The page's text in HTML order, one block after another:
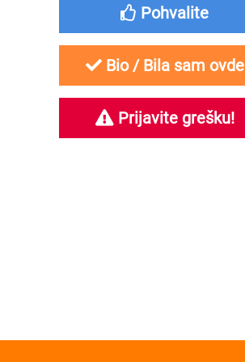
Pohvalite
Bio / Bila sam ovde
Prijavite grešku!